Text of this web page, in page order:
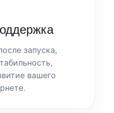
запуска,
вашего